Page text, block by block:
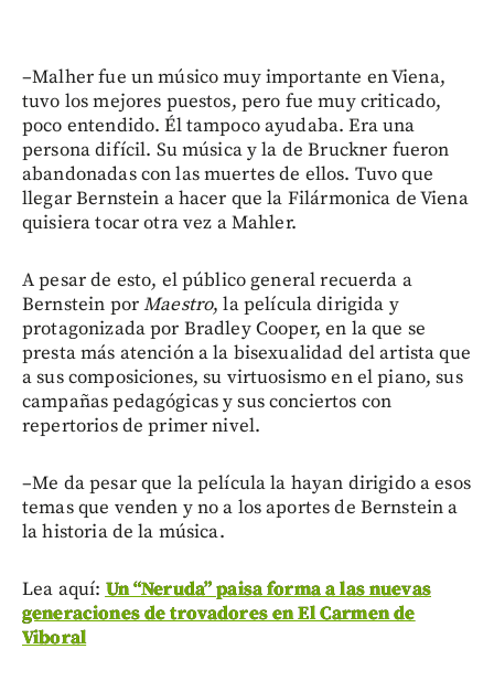
–Malher fue un músico muy importante en Viena,
tuvo los mejores puestos, pero fue muy criticado,
poco entendido. Él tampoco ayudaba. Era una
persona difícil. Su música y la de Bruckner fueron
abandonadas con las muertes de ellos. Tuvo que
llegar Bernstein a hacer que la Filármonica de Viena
quisiera tocar otra vez a Mahler.
A pesar de esto, el público general recuerda a
Bernstein porMaestro, la película dirigida y
protagonizada por Bradley Cooper, en la que se
presta más atención a la bisexualidad del artista que
a sus composiciones, su virtuosismo en el piano, sus
campañas pedagógicas y sus conciertos con
repertorios de primer nivel.
–Me da pesar que la película la hayan dirigido a esos
temas que venden y no a los aportes de Bernstein a
la historia de la música.
Lea aquí: Un “Neruda” paisa forma a las nuevas
generaciones de trovadores en El Carmen de
Viboral